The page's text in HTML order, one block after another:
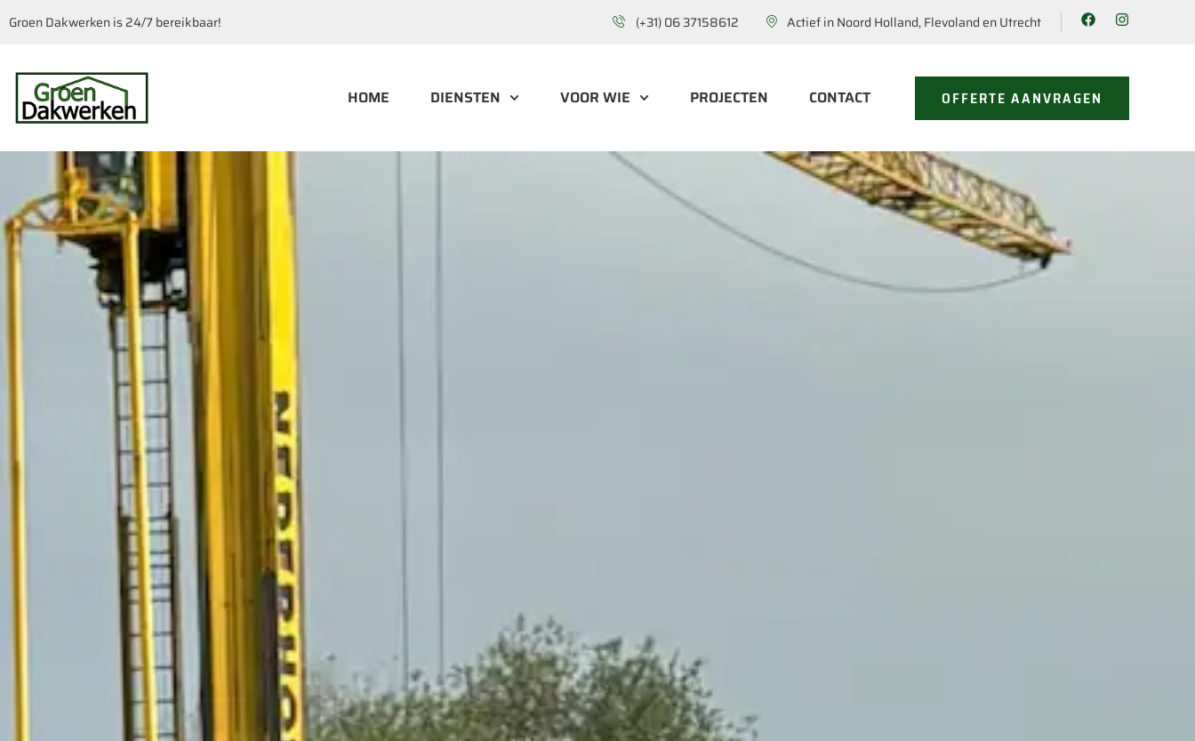
Groen Dakwerken is 24/7 bereikbaar! (+31) 06 37158612 Actief in Noord Holland, Flevoland en Utrecht
HOME DIENSTEN VOOR WIE PROJECTEN CONTACT OFFERTE AANVRAGEN